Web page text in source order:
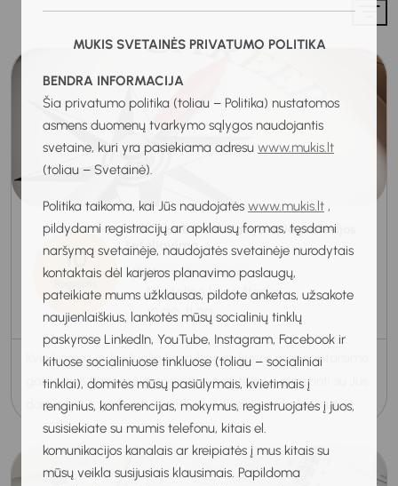
MUKIS SVETAINĖS PRIVATUMO POLITIKA
BENDRA INFORMACIJA
Šia privatumo politika (toliau – Politika) nustatomos
asmens duomenų tvarkymo sąlygos naudojantis
svetaine, kuri yra pasiekiama adresu www.mukis.lt
(toliau – Svetainė).
Politika taikoma, kai Jūs naudojatės www.mukis.lt ,
pildydami registracijų ar apklausų formas, tęsdami
naršymą svetainėje, naudojatės svetainėje nurodytais
kontaktais dėl karjeros planavimo paslaugų,
pateikiate mums užklausas, pildote anketas, užsakote
naujienlaiškius, lankotės mūsų socialinių tinklų
paskyrose LinkedIn, YouTube, Instagram, Facebook ir
kituose socialiniuose tinkluose (toliau – socialiniai
tinklai), domitės mūsų pasiūlymais, kvietimais į
renginius, konferencijas, mokymus, registruojatės į juos,
susisiekiate su mumis telefonu, kitais el.
komunikacijos kanalais ar kreipiatės į mus kitais su
mūsų veikla susijusiais klausimais. Papildoma
10
2026
Individuali konsultacija apie profesijos
šešėliavimą
Veiklinimo konsultacija
Nuotolinė konsultacija
10:00-11:00
Kviečiame į individualią konsultaciją, kurios metu aptarsime
galimybes Panevėžio apskrityje praktiškai susipažinti su Jus
dominančia profesija ir ją išbandyti realioje darbo vietoje.